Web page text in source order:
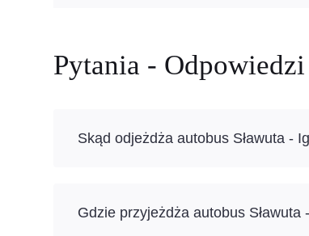
Pytania - Odpowiedzi
Skąd odjeżdża autobus Sławuta -
Gdzie przyjeżdża autobus Sławuta